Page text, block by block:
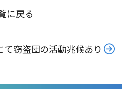
に戻る
て窃盗団の活動兆候あり